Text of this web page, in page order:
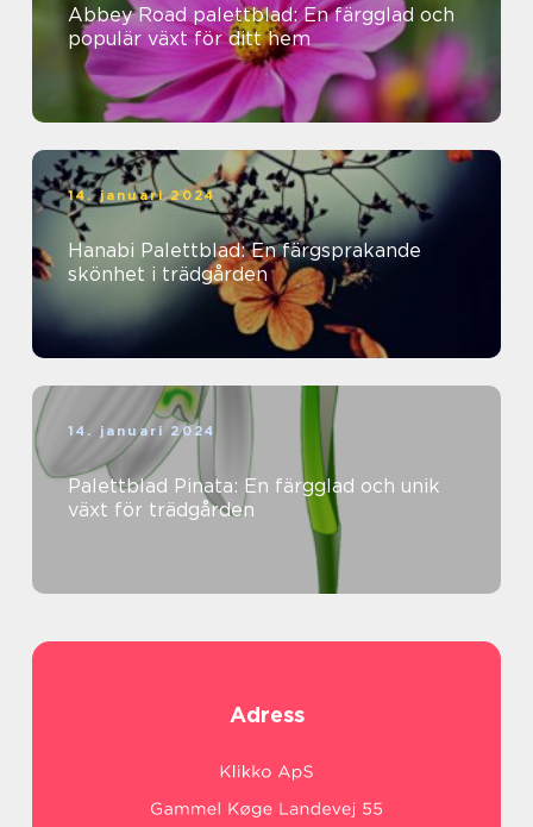
Abbey Road palettblad: En färgglad och
populär växt för ditt hem
14. januari 2024
Hanabi Palettblad: En färgsprakande
skönhet i trädgården
14. januari 2024
Palettblad Pinata: En färgglad och unik
växt för trädgården
Adress